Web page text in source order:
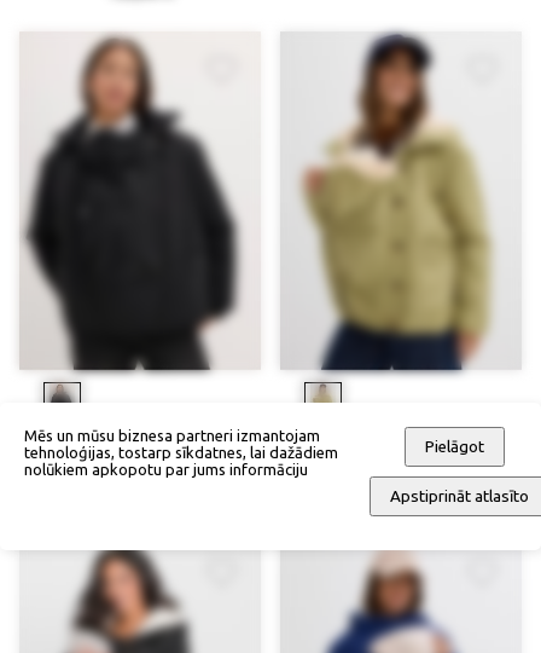
Grūtnieču jaka ar vietu mazulim
145,90 €
3-in-1 viegla jaka bērna
nēsāšanai
134,90 €
Mēs un mūsu biznesa partneri izmantojam
tehnoloģijas, tostarp sīkdatnes, lai dažādiem
nolūkiem apkopotu par jums informāciju
Pielāgot
Apstiprināt atlasīto